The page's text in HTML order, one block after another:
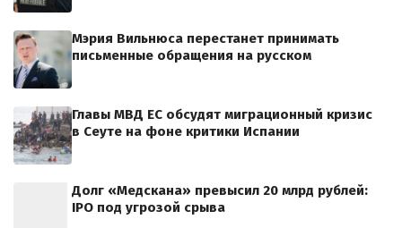
Мэрия Вильнюса перестанет принимать
письменные обращения на русском
Главы МВД ЕС обсудят миграционный кризис
в Сеуте на фоне критики Испании
Долг «Медскана» превысил 20 млрд рублей:
IPO под угрозой срыва